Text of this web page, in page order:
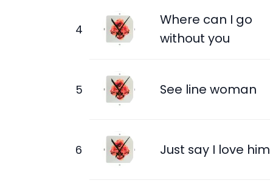
Where can I go
without you
See line woman
Just say I love him